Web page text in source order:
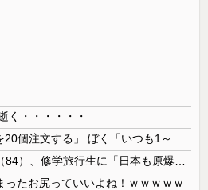
く・・・・・・
ったお尻っていいよね！ｗｗｗｗｗ